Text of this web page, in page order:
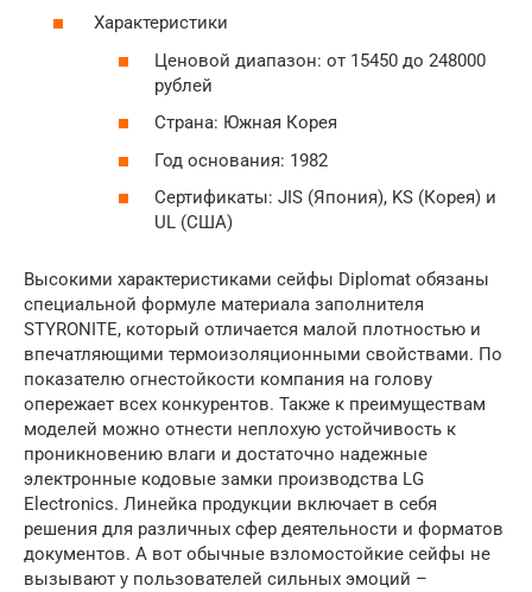
Характеристики
Ценовой диапазон: от 15450 до 248000
рублей
Страна: Южная Корея
Год основания: 1982
Сертификаты: JIS (Япония), KS (Корея) и
UL (США)
Высокими характеристиками сейфы Diplomat обязаны
специальной формуле материала заполнителя
STYRONITE, который отличается малой плотностью и
впечатляющими термоизоляционными свойствами. По
показателю огнестойкости компания на голову
опережает всех конкурентов. Также к преимуществам
моделей можно отнести неплохую устойчивость к
проникновению влаги и достаточно надежные
электронные кодовые замки производства LG
Electronics. Линейка продукции включает в себя
решения для различных сфер деятельности и форматов
документов. А вот обычные взломостойкие сейфы не
вызывают у пользователей сильных эмоций –